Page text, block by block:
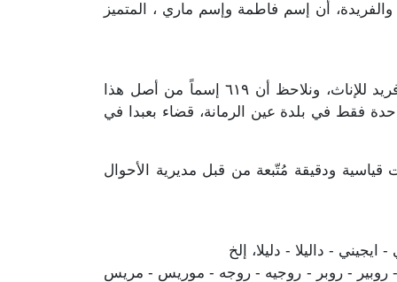
عند تعداد الأسماء المتميزة والفريدة، أن إسم فاطمة وإسم ماري ، المتميز
، يمكننا إحصاء ٩٤٤ إسم متميّز وفريد للإناث، ونلاحظ أن ٦١٩ إسماً من أصل هذا
المجموع مذكورين مرة واحدة فقط في بلدة عين الرمانة، قضاء بعبدا في
ودقيقة مُتّبعة من قبل مديرية الأحوال
- داليلا - دليلا، إلخ
- روبر - روجيه - روجه - موريس - مريس